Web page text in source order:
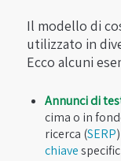
Il modello di
utilizzato in
Ecco alcuni
Annunci di
cima o in
ricerca (SERP
chiave